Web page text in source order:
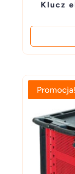
Klucz
Promocja!